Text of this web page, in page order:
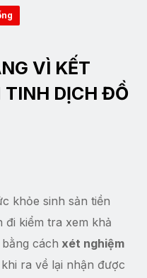
VÌ KẾT
TINH DỊCH ĐỒ
khỏe sinh sản tiền
kiểm tra xem khả
cách xét nghiệm
ra về lại nhận được